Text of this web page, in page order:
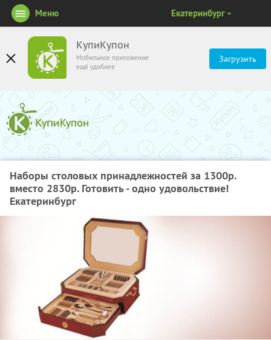
КупиКупон
Мобильное приложение
ещё удобнее
Загрузить
Меню Екатеринбург
Наборы столовых принадлежностей за 1300р.
вместо 2830р. Готовить - одно удовольствие!
Екатеринбург